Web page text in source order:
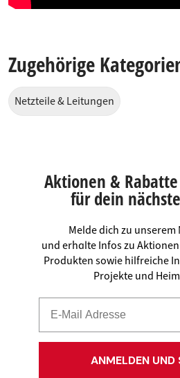
Zugehörige
Netzteile & Leitungen
Aktionen &
für dein
Melde dich zu unserem
und erhalte Infos zu
Produkten sowie hilfreiche
Projekte und
ANMELDEN UND